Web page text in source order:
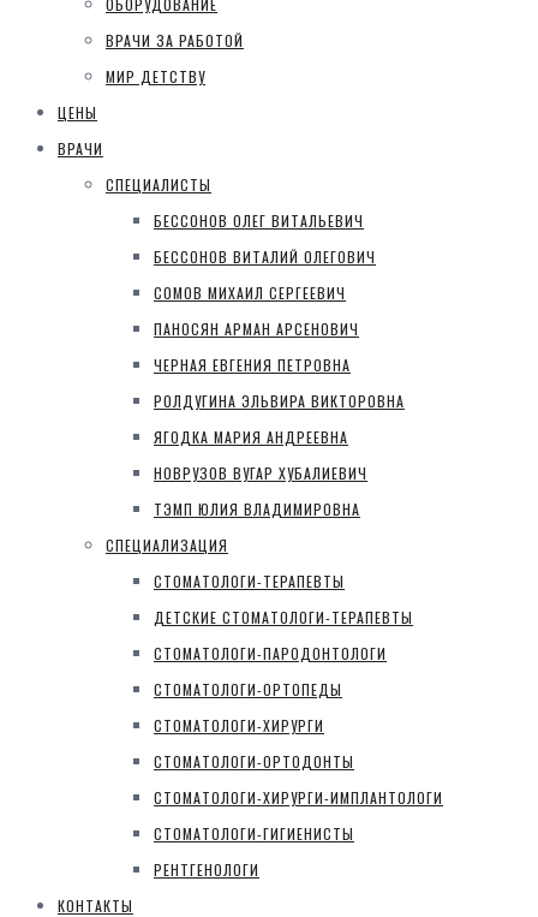
ОБОРУДОВАНИЕ
ВРАЧИ ЗА РАБОТОЙ
МИР ДЕТСТВУ
ЦЕНЫ
ВРАЧИ
СПЕЦИАЛИСТЫ
БЕССОНОВ ОЛЕГ ВИТАЛЬЕВИЧ
БЕССОНОВ ВИТАЛИЙ ОЛЕГОВИЧ
СОМОВ МИХАИЛ СЕРГЕЕВИЧ
ПАНОСЯН АРМАН АРСЕНОВИЧ
ЧЕРНАЯ ЕВГЕНИЯ ПЕТРОВНА
РОЛДУГИНА ЭЛЬВИРА ВИКТОРОВНА
ЯГОДКА МАРИЯ АНДРЕЕВНА
НОВРУЗОВ ВУГАР ХУБАЛИЕВИЧ
ТЭМП ЮЛИЯ ВЛАДИМИРОВНА
СПЕЦИАЛИЗАЦИЯ
СТОМАТОЛОГИ-ТЕРАПЕВТЫ
ДЕТСКИЕ СТОМАТОЛОГИ-ТЕРАПЕВТЫ
СТОМАТОЛОГИ-ПАРОДОНТОЛОГИ
СТОМАТОЛОГИ-ОРТОПЕДЫ
СТОМАТОЛОГИ-ХИРУРГИ
СТОМАТОЛОГИ-ОРТОДОНТЫ
СТОМАТОЛОГИ-ХИРУРГИ-ИМПЛАНТОЛОГИ
СТОМАТОЛОГИ-ГИГИЕНИСТЫ
РЕНТГЕНОЛОГИ
КОНТАКТЫ